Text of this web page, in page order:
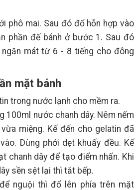
phô mai. Sau đó đổ hỗn hợp vào
phần đế bánh ở bước 1. Sau đó
ngăn mát từ 6 - 8 tiếng cho đông
mặt bánh
trong nước lạnh cho mềm ra.
100ml nước chanh dây. Nêm nếm
miệng. Kế đến cho gelatin đã
Dùng phới dẹt khuấy đều. Kế
chanh dây để tạo điểm nhấn. Khi
sền sệt lại thì tắt bếp.
nguội thì đổ lên phía trên mặt